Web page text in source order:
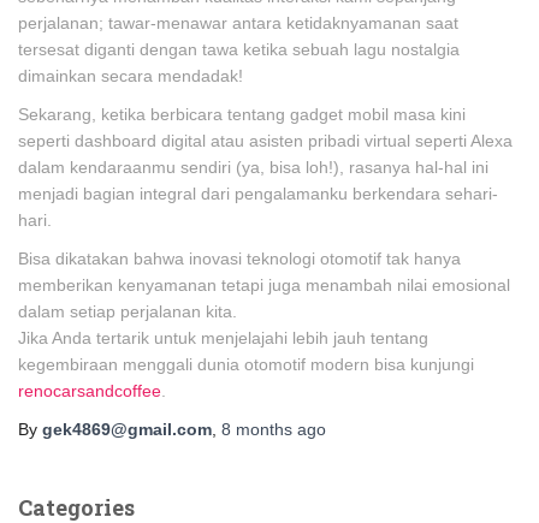
perjalanan; tawar-menawar antara ketidaknyamanan saat
tersesat diganti dengan tawa ketika sebuah lagu nostalgia
dimainkan secara mendadak!
Sekarang, ketika berbicara tentang gadget mobil masa kini
seperti dashboard digital atau asisten pribadi virtual seperti Alexa
dalam kendaraanmu sendiri (ya, bisa loh!), rasanya hal-hal ini
menjadi bagian integral dari pengalamanku berkendara sehari-
hari.
Bisa dikatakan bahwa inovasi teknologi otomotif tak hanya
memberikan kenyamanan tetapi juga menambah nilai emosional
dalam setiap perjalanan kita.
Jika Anda tertarik untuk menjelajahi lebih jauh tentang
kegembiraan menggali dunia otomotif modern bisa kunjungi
renocarsandcoffee
By gek4869@gmail.com 8 months ago
Categories